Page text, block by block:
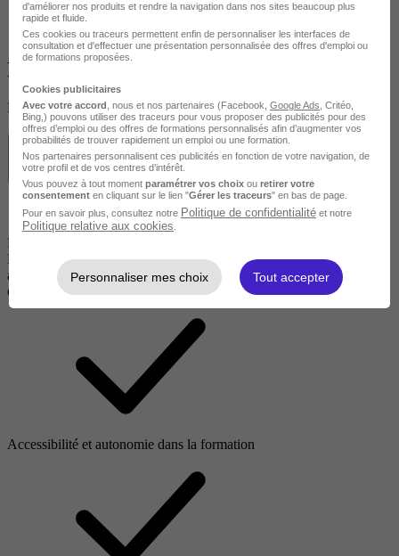
Financement
Des solutions de financement pour vous aider
Financement CPF
Le Compte Personnel de Formation (CPF) permet à toute personne
active en France de financer des formations pour développer ses
compétences professionnelles tout au long de sa carrière.
Accessibilité et autonomie dans la formation
d'améliorer nos produits et rendre la navigation dans nos sites beaucoup plus
rapide et fluide.
Ces cookies ou traceurs permettent enfin de personnaliser les interfaces de
consultation et d'effectuer une présentation personnalisée des offres d'emploi ou
de formations proposées.
Cookies publicitaires
Avec votre accord , nous et nos partenaires (Facebook, Google Ads , Critéo,
Bing,) pouvons utiliser des traceurs pour vous proposer des publicités pour des
offres d’emploi ou des offres de formations personnalisés afin d’augmenter vos
probabilités de trouver rapidement un emploi ou une formation.
Nos partenaires personnalisent ces publicités en fonction de votre navigation, de
votre profil et de vos centres d’intérêt.
Vous pouvez à tout moment paramétrer vos choix ou retirer votre
consentement en cliquant sur le lien "Gérer les traceurs" en bas de page.
Pour en savoir plus, consultez notre Politique de confidentialité et notre
Politique relative aux cookies
Personnaliser mes choix Tout accepter